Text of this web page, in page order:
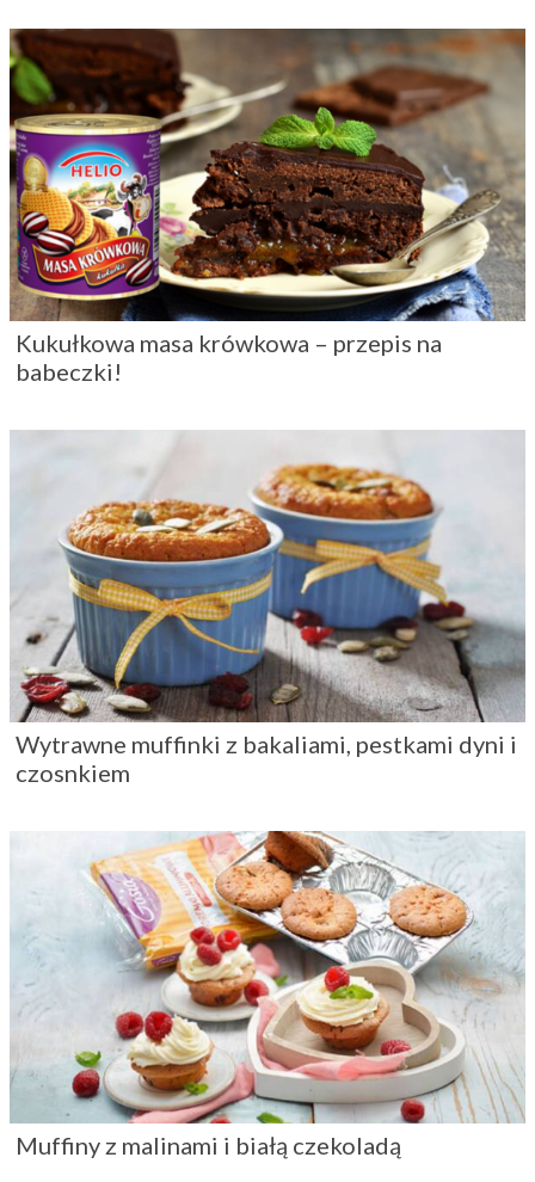
Kukułkowa masa krówkowa – przepis na
babeczki!
Wytrawne muffinki z bakaliami, pestkami dyni i
czosnkiem
Muffiny z malinami i białą czekoladą